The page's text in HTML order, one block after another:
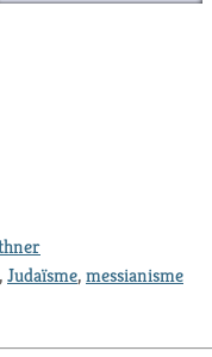
,Judaïsme,messianisme